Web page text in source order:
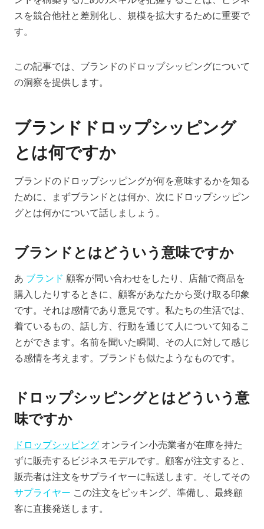
スを競合他社と差別化し、規模を拡大するために重要で
す。
この記事では、ブランドのドロップシッピングについて
の洞察を提供します。
ブランドドロップシッピング
とは何ですか
ブランドのドロップシッピングが何を意味するかを知る
ために、まずブランドとは何か、次にドロップシッピン
グとは何かについて話しましょう。
ブランドとはどういう意味ですか
あ ブランド 顧客が問い合わせをしたり、店舗で商品を
購入したりするときに、顧客があなたから受け取る印象
です。それは感情であり意見です。私たちの生活では、
着ているもの、話し方、行動を通じて人について知るこ
とができます。名前を聞いた瞬間、その人に対して感じ
る感情を考えます。ブランドも似たようなものです。
ドロップシッピングとはどういう意
味ですか
ドロップシッピング オンライン小売業者が在庫を持た
ずに販売するビジネスモデルです。顧客が注文すると、
販売者は注文をサプライヤーに転送します。そしてその
サプライヤー この注文をピッキング、準備し、最終顧
客に直接発送します。